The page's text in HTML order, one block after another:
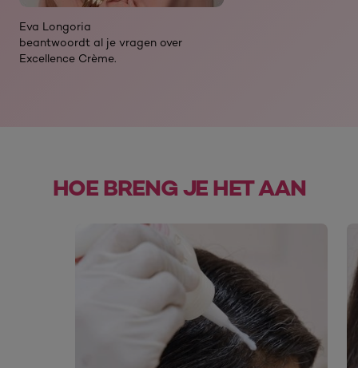
Eva Longoria
beantwoordt al je vragen over
Excellence Crème.
HOE BRENG JE HET AAN